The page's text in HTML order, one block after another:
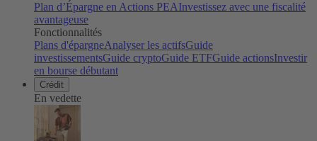
Plan d’Épargne en Actions PEAInvestissez avec une fiscalité
avantageuse
Fonctionnalités
Plans d'épargneAnalyser les actifsGuide
investissementsGuide cryptoGuide ETFGuide actionsInvestir
en bourse débutant
Crédit
En vedette